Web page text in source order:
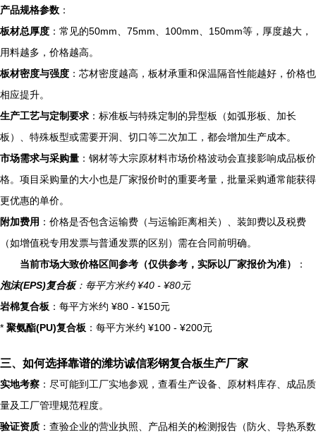
产品规格参数 ：
板材总厚度 ：常见的50mm、75mm、100mm、150mm等，厚度越大，
用料越多，价格越高。
板材密度与强度 ：芯材密度越高，板材承重和保温隔音性能越好，价格也
相应提升。
生产工艺与定制要求 ：标准板与特殊定制的异型板（如弧形板、加长
板）、特殊板型或需要开洞、切口等二次加工，都会增加生产成本。
市场需求与采购量 ：钢材等大宗原材料市场价格波动会直接影响成品板价
格。项目采购量的大小也是厂家报价时的重要考量，批量采购通常能获得
更优惠的单价。
附加费用 ：价格是否包含运输费（与运输距离相关）、装卸费以及税费
（如增值税专用发票与普通发票的区别）需在合同前明确。
当前市场大致价格区间参考（仅供参考，实际以厂家报价为准）
：
泡沫(EPS)复合板：每平方米约 ¥40 - ¥80元
岩棉复合板 ：每平方米约 ¥80 - ¥150元
* 聚氨酯(PU)复合板 ：每平方米约 ¥100 - ¥200元
三、如何选择靠谱的潍坊诚信彩钢复合板生产厂家
实地考察 ：尽可能到工厂实地参观，查看生产设备、原材料库存、成品质
量及工厂管理规范程度。
验证资质 ：查验企业的营业执照、产品相关的检测报告（防火、导热系数